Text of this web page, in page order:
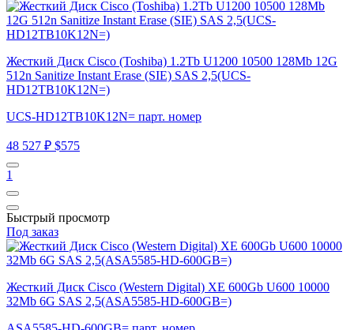
Жесткий Диск Cisco (Toshiba) 1.2Tb U1200 10500 128Mb 12G
512n Sanitize Instant Erase (SIE) SAS 2,5(UCS-
HD12TB10K12N=)
UCS-HD12TB10K12N= парт. номер
48 527 ₽ $575
1
Быстрый просмотр
Под заказ
Жесткий Диск Cisco (Western Digital) XE 600Gb U600 10000
32Mb 6G SAS 2,5(ASA5585-HD-600GB=)